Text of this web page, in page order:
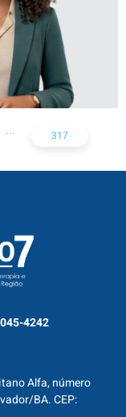
... 317
4242
Alfa, número
BA. CEP: